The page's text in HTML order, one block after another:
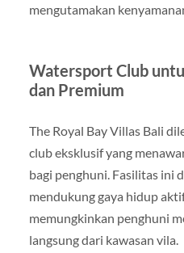
mengutamakan
Watersport Club
dan Premium
The Royal Bay Villas Bali
club eksklusif yang
bagi penghuni. Fasilitas ini
mendukung gaya hidup
memungkinkan penghuni
langsung dari kawasan vila.